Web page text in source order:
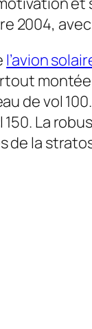
2004,
l’avion
de vol
150. La
de la